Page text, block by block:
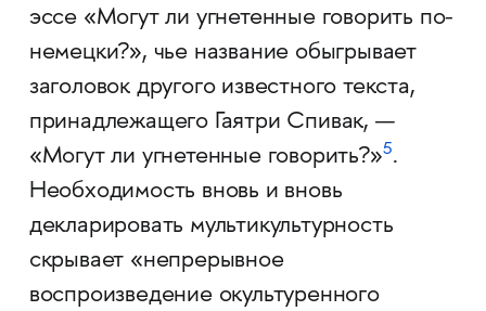
эссе «Могут ли угнетенные говорить по-
немецки?», чье название обыгрывает
заголовок другого известного текста,
принадлежащего Гаятри Спивак, —
«Могут ли угнетенные говорить?»5.
Необходимость вновь и вновь
декларировать мультикультурность
скрывает «непрерывное
воспроизведение окультуренного